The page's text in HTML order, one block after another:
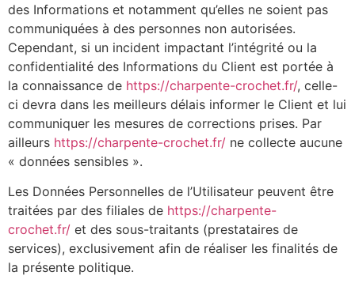
des Informations et notamment qu’elles ne soient pas
communiquées à des personnes non autorisées.
Cependant, si un incident impactant l’intégrité ou la
confidentialité des Informations du Client est portée à
la connaissance de https://charpente-crochet.fr/, celle-
ci devra dans les meilleurs délais informer le Client et lui
communiquer les mesures de corrections prises. Par
ailleurs https://charpente-crochet.fr/ ne collecte aucune
« données sensibles ».
Les Données Personnelles de l’Utilisateur peuvent être
traitées par des filiales de https://charpente-
crochet.fr/ et des sous-traitants (prestataires de
services), exclusivement afin de réaliser les finalités de
la présente politique.